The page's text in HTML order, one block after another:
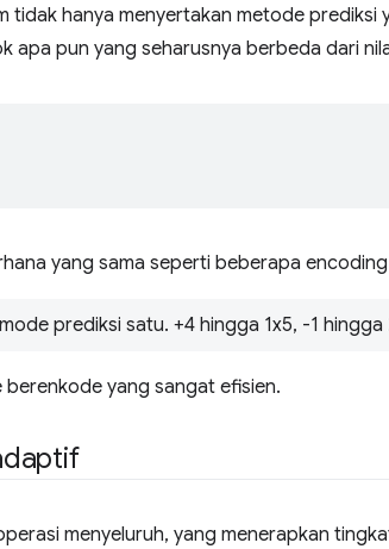
tidak hanya menyertakan metode prediksi
apa pun yang seharusnya berbeda dari
yang sama seperti beberapa
prediksi satu. +4 hingga 1x5, -1 hingga
berenkode yang sangat efisien.
menyeluruh, yang menerapkan